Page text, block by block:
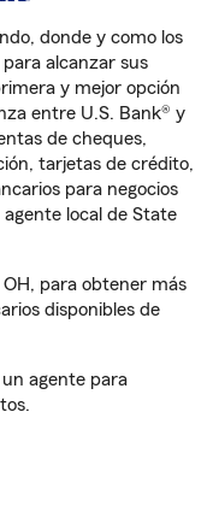
donde y como los
alcanzar sus
y mejor opción
entre U.S. Bank® y
de cheques,
tarjetas de crédito,
para negocios
local de State
para obtener más
disponibles de
un agente para